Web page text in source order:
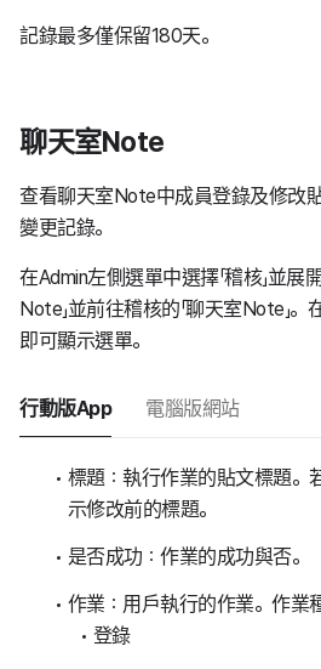
記錄最多僅保留180天。
聊天室Note
查看聊天室Note中成員登錄及修改
變更記錄。
在Admin左側選單中選擇「稽核」並展
Note」並前往稽核的「聊天室Note」
即可顯示選單。
行動版App 電腦版網站
標題：執行作業的貼文標題。
示修改前的標題。
是否成功：作業的成功與否。
作業：用戶執行的作業。作業
登錄